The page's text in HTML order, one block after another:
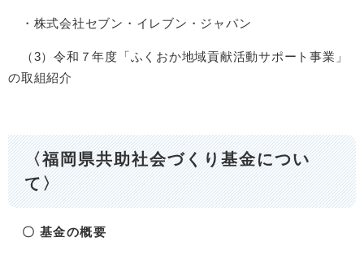
・株式会社セブン・イレブン・ジャパン
（3）令和７年度「ふくおか地域貢献活動サポート事業」
の取組紹介
〈福岡県共助社会づくり基金につい
て〉
〇 基金の概要